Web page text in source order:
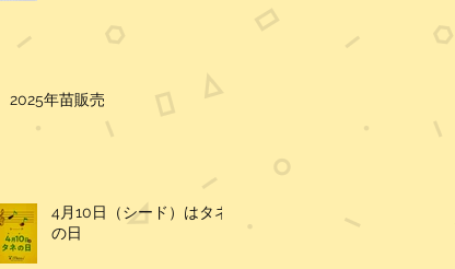
2025年苗販売
4月10日（シード）はタネ
の日